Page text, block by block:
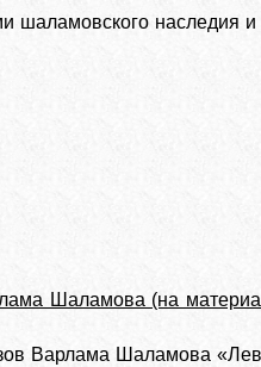
шаламовского наследия
Шаламова (на
Варлама Шаламова